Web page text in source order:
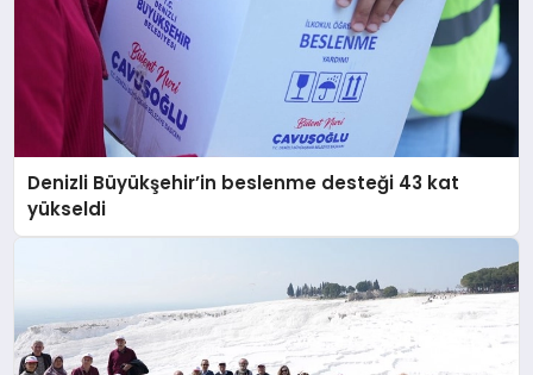
TEKNOLOJI
Denizli Büyükşehir’in beslenme desteği 43 kat
yükseldi